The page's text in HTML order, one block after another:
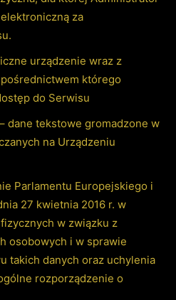
za
urządzenie wraz z
którego
do Serwisu
– dane tekstowe gromadzone w
na Urządzeniu
Parlamentu Europejskiego i
27 kwietnia 2016 r. w
w związku z
osobowych i w sprawie
takich danych oraz uchylenia
rozporządzenie o